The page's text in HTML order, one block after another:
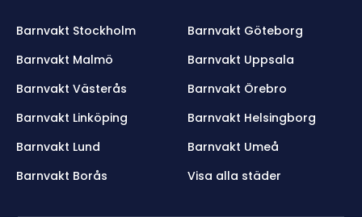
Barnvakt Stockholm
Barnvakt Göteborg
Barnvakt Malmö
Barnvakt Uppsala
Barnvakt Västerås
Barnvakt Örebro
Barnvakt Linköping
Barnvakt Helsingborg
Barnvakt Lund
Barnvakt Umeå
Barnvakt Borås
Visa alla städer